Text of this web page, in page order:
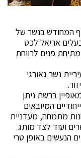
המחודש בנשר של
אריאל לכט
עבר מתיחת פנים לרווחת
נשר גאורגי
ברשת ניתן
המיובאים
מתמחה, מעדניית
ועוד לצד מותג
הנעשים באופן טרי